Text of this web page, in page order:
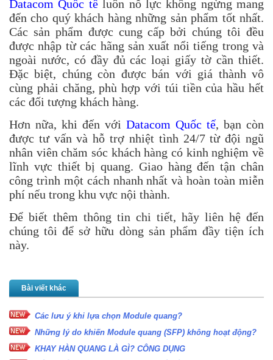
Datacom Quốc tếluôn nỗ lực không ngừng mang
đến cho quý khách hàng những sản phẩm tốt nhất.
Các sản phẩm được cung cấp bởi chúng tôi đều
được nhập từ các hãng sản xuất nổi tiếng trong và
ngoài nước, có đầy đủ các loại giấy tờ cần thiết.
Đặc biệt, chúng còn được bán với giá thành vô
cùng phải chăng, phù hợp với túi tiền của hầu hết
các đối tượng khách hàng.
Hơn nữa, khi đến với Datacom Quốc tế, bạn còn
được tư vấn và hỗ trợ nhiệt tình 24/7 từ đội ngũ
nhân viên chăm sóc khách hàng có kinh nghiệm về
lĩnh vực thiết bị quang. Giao hàng đến tận chân
công trình một cách nhanh nhất và hoàn toàn miễn
phí nếu trong khu vực nội thành.
Để biết thêm thông tin chi tiết, hãy liên hệ đến
chúng tôi để sở hữu dòng sản phẩm đầy tiện ích
này.
Bài viết khác
Các lưu ý khi lựa chọn Module quang?
Những lý do khiến Module quang (SFP) không hoạt động?
KHAY HÀN QUANG LÀ GÌ? CÔNG DỤNG